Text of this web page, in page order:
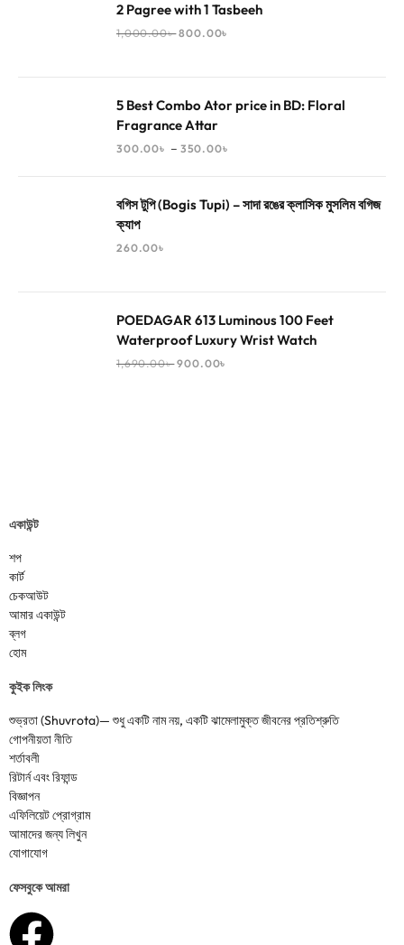
2 Pagree with 1 Tasbeeh
1,000.00৳ 800.00৳
5 Best Combo Ator price in BD: Floral
Fragrance Attar
300.00৳ – 350.00৳
বগিস টুপি (Bogis Tupi) – সাদা রঙের ক্লাসিক মুসলিম বগিজ
ক্যাপ
260.00৳
POEDAGAR 613 Luminous 100 Feet
Waterproof Luxury Wrist Watch
1,690.00৳ 900.00৳
একাউন্ট
শপ
কার্ট
চেকআউট
আমার একাউন্ট
ব্লগ
হোম
কুইক লিংক
শুভ্রতা (Shuvrota)— শুধু একটি নাম নয়, একটি ঝামেলামুক্ত জীবনের প্রতিশ্রুতি
গোপনীয়তা নীতি
শর্তাবলী
রিটার্ন এবং রিফান্ড
বিজ্ঞাপন
এফিলিয়েট প্রোগ্রাম
আমাদের জন্য লিখুন
যোগাযোগ
ফেসবুকে আমরা